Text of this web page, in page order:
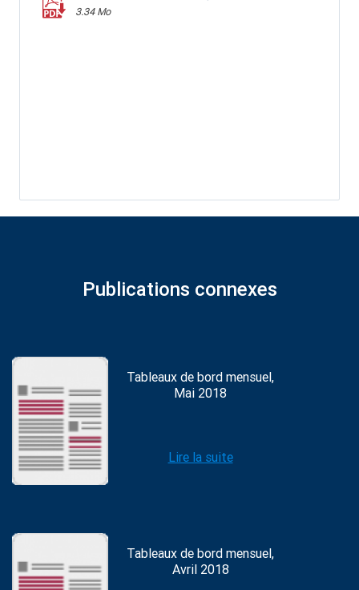
3.34 Mo
Publications connexes
Tableaux de bord mensuel,
Mai 2018
Lire la suite
Tableaux de bord mensuel,
Avril 2018